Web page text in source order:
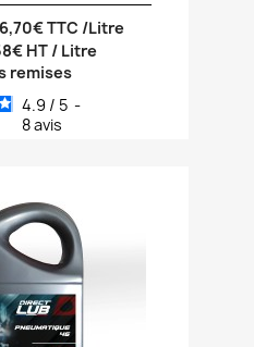
TTC /Litre
HT / Litre
remises
4.9 / 5 -
8avis